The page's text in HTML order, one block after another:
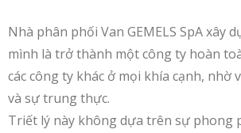
Nhà phân phối Van GEMELS SpA xây
mình là trở thành một công ty hoàn
các công ty khác ở mọi khía cạnh, nhờ
và sự trung thực.
Triết lý này không dựa trên sự phong